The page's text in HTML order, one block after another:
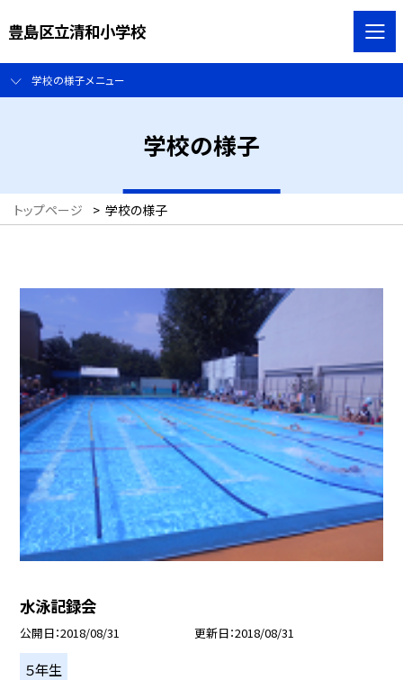
豊島区立清和小学校
学校の様子メニュー
学校の様子
トップページ > 学校の様子
水泳記録会
公開日 2018/08/31 更新日 2018/08/31
５年生